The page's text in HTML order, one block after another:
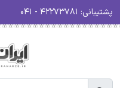
پشتیبانی: